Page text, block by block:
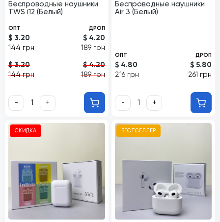
Беспроводные наушники
TWS i12 (Белый)
ОПТ
$ 3.20
144 грн
$ 3.20
144 грн
ДРОП
$ 4.20
189 грн
$ 4.20
189 грн
- +
Беспроводные наушники
Air 3 (Белый)
ОПТ
$ 4.80
216 грн
ДРОП
$ 5.80
261 грн
- +
СКИДКА БЕСТСЕЛЛЕР